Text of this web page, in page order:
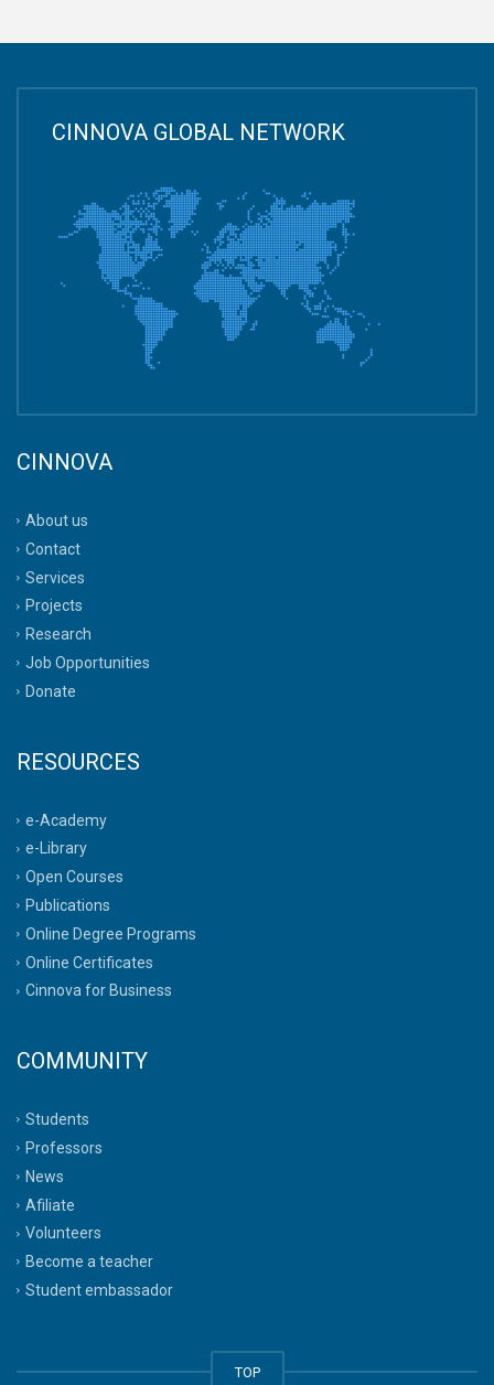
CINNOVA GLOBAL NETWORK
CINNOVA
About us
Contact
Services
Projects
Research
Job Opportunities
Donate
RESOURCES
e-Academy
e-Library
Open Courses
Publications
Online Degree Programs
Online Certificates
Cinnova for Business
COMMUNITY
Students
Professors
News
Afiliate
Volunteers
Become a teacher
Student embassador
TOP